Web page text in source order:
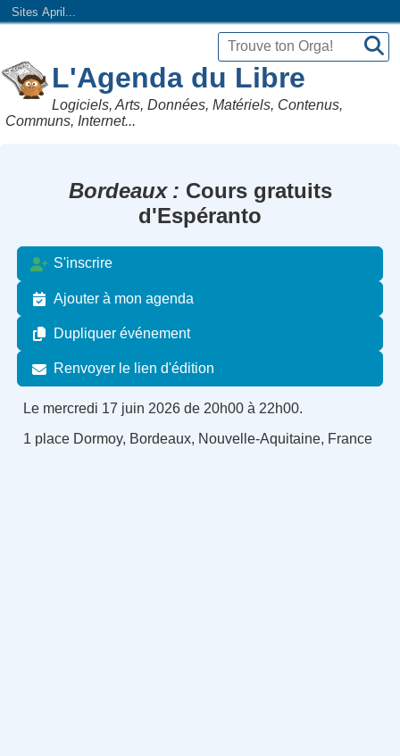
Sites April...
L'Agenda du Libre
Logiciels, Arts, Données, Matériels, Contenus,
Communs, Internet...
Bordeaux
Cours gratuits
d'Espéranto
S'inscrire
Ajouter à mon agenda
Dupliquer événement
Renvoyer le lien d'édition
Le mercredi 17 juin 2026 de 20h00 à 22h00.
1 place Dormoy, Bordeaux, Nouvelle-Aquitaine, France